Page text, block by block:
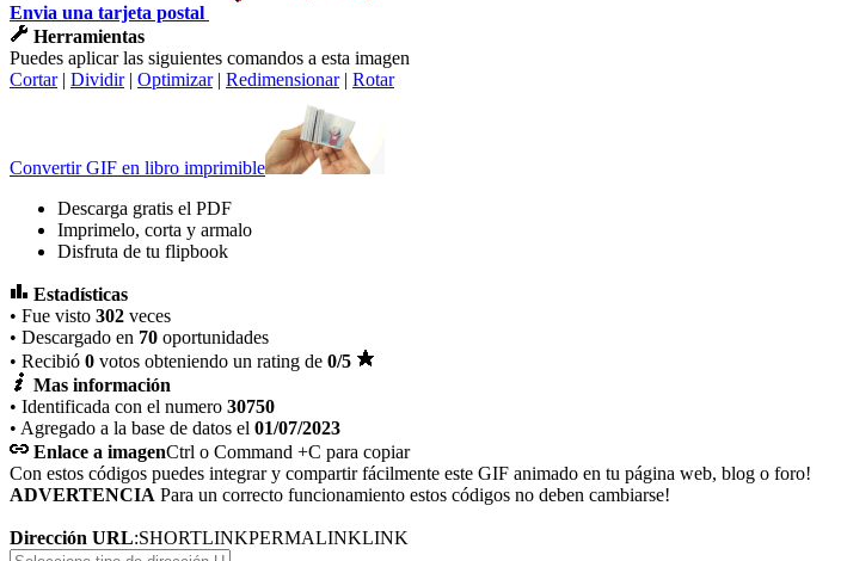
Envia una tarjeta postal
Herramientas
Puedes aplicar las siguientes comandos a esta imagen
Cortar| Dividir| Optimizar| Redimensionar| Rotar
Convertir GIF en libro imprimible
Descarga gratis el PDF
Imprimelo, corta y armalo
Disfruta de tu flipbook
Estadísticas
• Fue visto 302 veces
• Descargado en 70 oportunidades
• Recibió 0 votos obteniendo un rating de 0/5
Mas información
• Identificada con el numero 30750
• Agregado a la base de datos el 01/07/2023
Enlace a imagenCtrl o Command +C para copiar
Con estos códigos puedes integrar y compartir fácilmente este GIF animado en tu página web, blog o foro!
ADVERTENCIA Para un correcto funcionamiento estos códigos no deben cambiarse!
Dirección URL:SHORTLINKPERMALINKLINK